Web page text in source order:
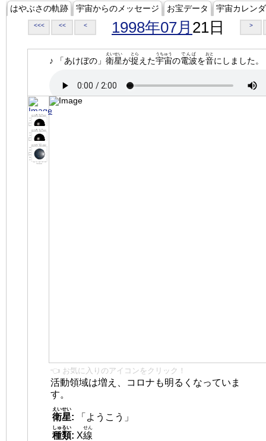
はやぶさの軌跡 宇宙からのメッセージ お宝データ 宇宙カレン
<<< << < 1998年07月 21日 >
♪ 「あけぼの」 衛星
えいせい
が捉
とら
えた宇宙
うちゅう
の電波
でんぱ
を音
おと
にしました。
👈 お気に入りのアイコンをクリック！
活動領域は増え、コロナも明るくなっていま
す。
衛星
えいせい
:
「ようこう」
種類
しゅるい
: X線
せん